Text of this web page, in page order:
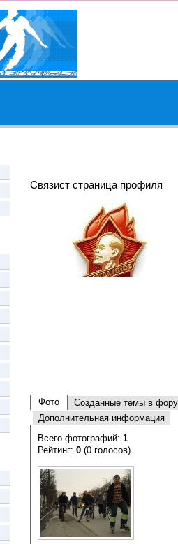
Связист страница профиля
Фото
Созданные темы в
Дополнительная информация
Всего фотографий:1
Рейтинг:0 (0 голосов)